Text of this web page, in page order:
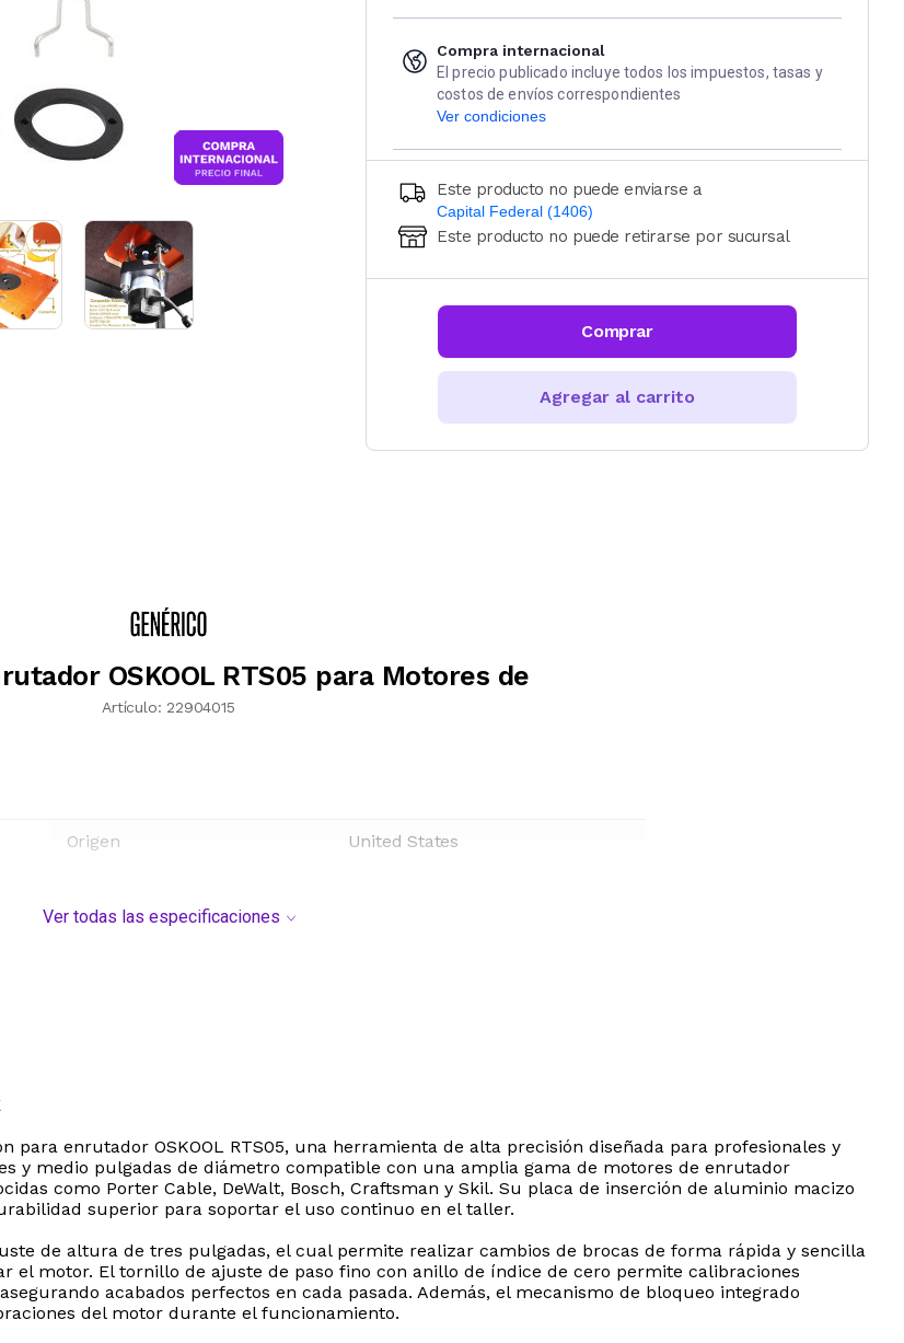
Compra internacional
El precio publicado incluye todos los impuestos, tasas y
costos de envíos correspondientes
Ver condiciones
Este producto no puede enviarse a
Capital Federal (1406)
Ingresá código postal (sólo números)
CALCULAR
Este producto no puede retirarse por sucursal
Comprar
Agregar al carrito
OSKOOL RTS05 para Motores de
Artículo: 22904015
Origen United States
Ver todas las especificaciones
enrutador OSKOOL RTS05, una herramienta de alta precisión diseñada para profesionales y
y medio pulgadas de diámetro compatible con una amplia gama de motores de enrutador
como Porter Cable, DeWalt, Bosch, Craftsman y Skil. Su placa de inserción de aluminio macizo
superior para soportar el uso continuo en el taller.
de altura de tres pulgadas, el cual permite realizar cambios de brocas de forma rápida y sencilla
el motor. El tornillo de ajuste de paso fino con anillo de índice de cero permite calibraciones
acabados perfectos en cada pasada. Además, el mecanismo de bloqueo integrado
del motor durante el funcionamiento.